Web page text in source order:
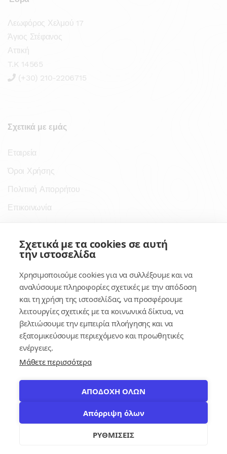
Λεωφόρος Χελμού 17
Άγιος Στέφανος
Αττική
T.K 14565
(+30) 210-2206715
Σχετικά με εμάς
Εταιρεία
Όροι Χρήσης
Πολιτική Απορρήτου
Επικοινωνία
Σύνδεσμοι
Κέντρο Γνώσης
Πλατφόρμα
Εγγραφή
Για δημοσίους υπαλλήλους
contracts.grΜε επιφύλαξη παντός δικαιώματος.
settings
Σχετικά με τα cookies σε αυτή
την ιστοσελίδα
Χρησιμοποιούμε cookies για να συλλέξουμε και να
αναλύσουμε πληροφορίες σχετικές με την απόδοση
και τη χρήση της ιστοσελίδας, να προσφέρουμε
λειτουργίες σχετικές με τα κοινωνικά δίκτυα, να
βελτιώσουμε την εμπειρία πλοήγησης και να
εξατομικεύσουμε περιεχόμενο και προωθητικές
ενέργειες.
Μάθετε περισσότερα
ΑΠΟΔΟΧΗ ΟΛΩΝ
Απόρριψη όλων
ΡΥΘΜΙΣΕΙΣ